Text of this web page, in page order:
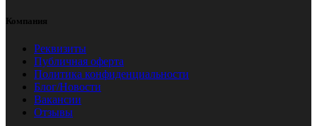
Компания
Реквизиты
Публичная оферта
Политика конфиденциальности
Блог/Новости
Вакансии
Отзывы